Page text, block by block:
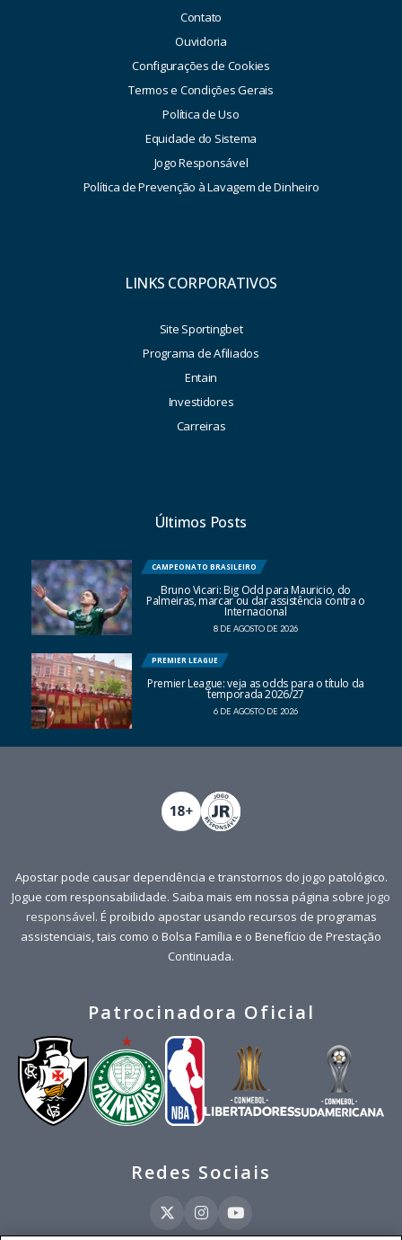
Contato
Ouvidoria
Configurações de Cookies
Termos e Condições Gerais
Política de Uso
Equidade do Sistema
Jogo Responsável
Política de Prevenção à Lavagem de Dinheiro
LINKS CORPORATIVOS
Site Sportingbet
Programa de Afiliados
Entain
Investidores
Carreiras
Últimos Posts
CAMPEONATO BRASILEIRO
Bruno Vicari: Big Odd para Mauricio, do
Palmeiras, marcar ou dar assistência contra o
Internacional
8 DE AGOSTO DE 2026
PREMIER LEAGUE
Premier League: veja as odds para o título da
temporada 2026/27
6 DE AGOSTO DE 2026
Apostar pode causar dependência e transtornos do jogo patológico.
Jogue com responsabilidade. Saiba mais em nossa página sobre jogo
responsável. É proibido apostar usando recursos de programas
assistenciais, tais como o Bolsa Família e o Benefício de Prestação
Continuada.
Patrocinadora Oficial
Redes Sociais